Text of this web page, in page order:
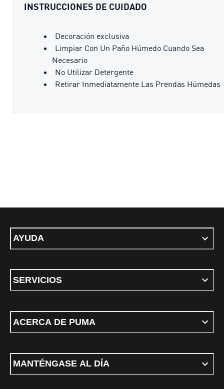
INSTRUCCIONES DE CUIDADO
Decoración exclusiva
Limpiar Con Un Paño Húmedo Cuando Sea
Necesario
No Utilizar Detergente
Retirar Inmediatamente Las Prendas Húmedas
AYUDA
SERVICIOS
ACERCA DE PUMA
MANTÉNGASE AL DÍA